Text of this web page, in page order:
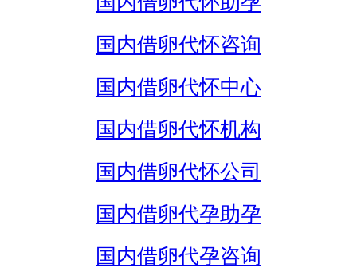
国内借卵代怀咨询
国内借卵代怀中心
国内借卵代怀机构
国内借卵代怀公司
国内借卵代孕助孕
国内借卵代孕咨询